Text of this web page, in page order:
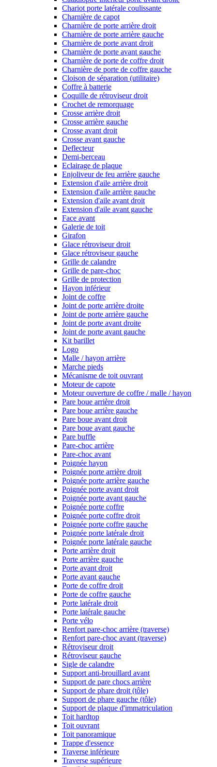
Chariot porte latérale coulissante
Charnière de capot
Charnière de porte arrière droit
Charnière de porte arrière gauche
Charnière de porte avant droit
Charnière de porte avant gauche
Charnière de porte de coffre droit
Charnière de porte de coffre gauche
Cloison de séparation (utilitaire)
Coffre à batterie
Coquille de rétroviseur droit
Crochet de remorquage
Crosse arrière droit
Crosse arrière gauche
Crosse avant droit
Crosse avant gauche
Deflecteur
Demi-berceau
Eclairage de plaque
Enjoliveur de feu arrière gauche
Extension d'aile arrière droit
Extension d'aile arrière gauche
Extension d'aile avant droit
Extension d'aile avant gauche
Face avant
Galerie de toit
Girafon
Glace rétroviseur droit
Glace rétroviseur gauche
Grille de calandre
Grille de pare-choc
Grille de protection
Hayon inférieur
Joint de coffre
Joint de porte arrière droite
Joint de porte arrière gauche
Joint de porte avant droite
Joint de porte avant gauche
Kit barillet
Logo
Malle / hayon arrière
Marche pieds
Mécanisme de toit ouvrant
Moteur de capote
Moteur ouverture de coffre / malle / hayon
Pare boue arrière droit
Pare boue arrière gauche
Pare boue avant droit
Pare boue avant gauche
Pare buffle
Pare-choc arrière
Pare-choc avant
Poignée hayon
Poignée porte arrière droit
Poignée porte arrière gauche
Poignée porte avant droit
Poignée porte avant gauche
Poignée porte coffre
Poignée porte coffre droit
Poignée porte coffre gauche
Poignée porte latérale droit
Poignée porte latérale gauche
Porte arrière droit
Porte arrière gauche
Porte avant droit
Porte avant gauche
Porte de coffre droit
Porte de coffre gauche
Porte latérale droit
Porte latérale gauche
Porte vélo
Renfort pare-choc arrière (traverse)
Renfort pare-choc avant (traverse)
Rétroviseur droit
Rétroviseur gauche
Sigle de calandre
Support anti-brouillard avant
Support de pare chocs arrière
Support de phare droit (tôle)
Support de phare gauche (tôle)
Support de plaque d'immatriculation
Toit hardtop
Toit ouvrant
Toit panoramique
Trappe d'essence
Traverse inférieure
Traverse supérieure